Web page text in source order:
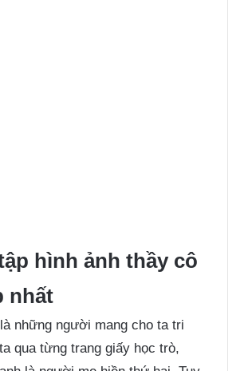
hình ảnh thầy cô
nhất
những người mang cho ta tri
qua từng trang giấy học trò,